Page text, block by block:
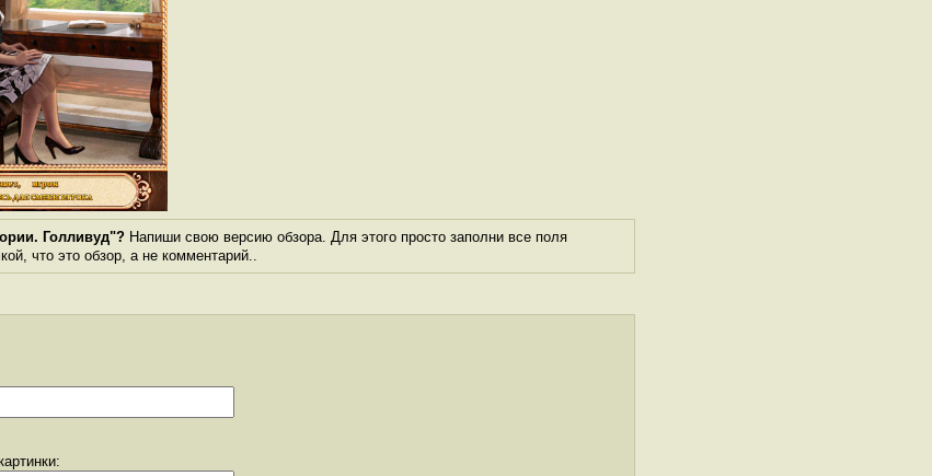
Голливуд"? Напиши свою версию обзора. Для этого просто заполни все поля
что это обзор, а не комментарий..